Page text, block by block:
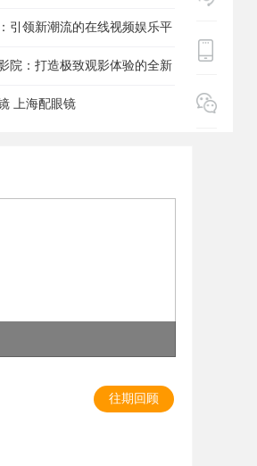
解引领新潮流的在线视频娱乐平
院：打造极致观影体验的全新
上海配眼镜
往期回顾